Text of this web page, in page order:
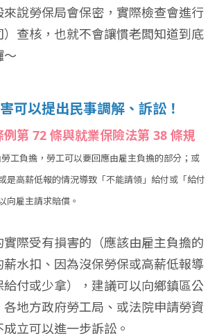
說勞保局會保密，實際檢查會進行
查核，也就不會讓慣老闆知道到底
～
可以提出民事調解、訴訟！
第 72 條與就業保險法第 38 條規
工負擔，勞工可以要回應由雇主負擔的部分；或
是高薪低報的情況導致「不能請領」給付或「給付
向雇主請求賠償。
際受有損害的（應該由雇主負擔的
水扣、因為沒保勞保或高薪低報導
付或少拿），建議可以向鄉鎮區公
地方政府勞工局、或法院申請勞資
立可以進一步訴訟。